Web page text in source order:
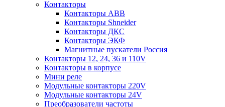
Контакторы
Контакторы ABB
Контакторы Shneider
Контакторы ДКС
Контакторы ЭКФ
Магнитные пускатели Россия
Контакторы 12, 24, 36 и 110V
Контакторы в корпусе
Мини реле
Модульные контакторы 220V
Модульные контакторы 24V
Преобразователи частоты